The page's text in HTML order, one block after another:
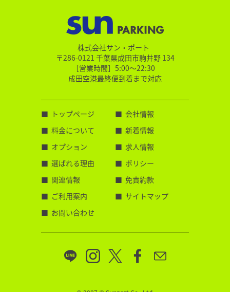
株式会社サン・ポート
〒286-0121 千葉県成田市駒井野 134
［営業時間］5:00～22:30
成田空港最終便到着まで対応
トップページ
料金について
オプション
選ばれる理由
関連情報
ご利用案内
お問い合わせ
会社情報
新着情報
求人情報
ポリシー
免責約款
サイトマップ